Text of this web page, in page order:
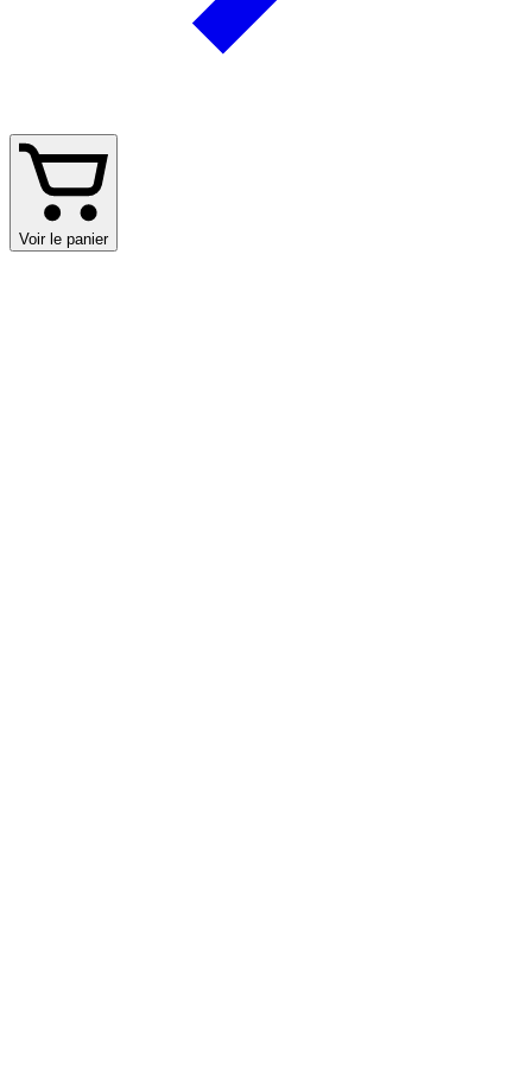
Voir le panier